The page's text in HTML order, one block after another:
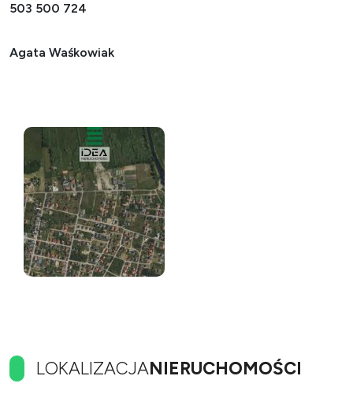
503 500 724
Agata Waśkowiak
LOKALIZACJANIERUCHOMOŚCI